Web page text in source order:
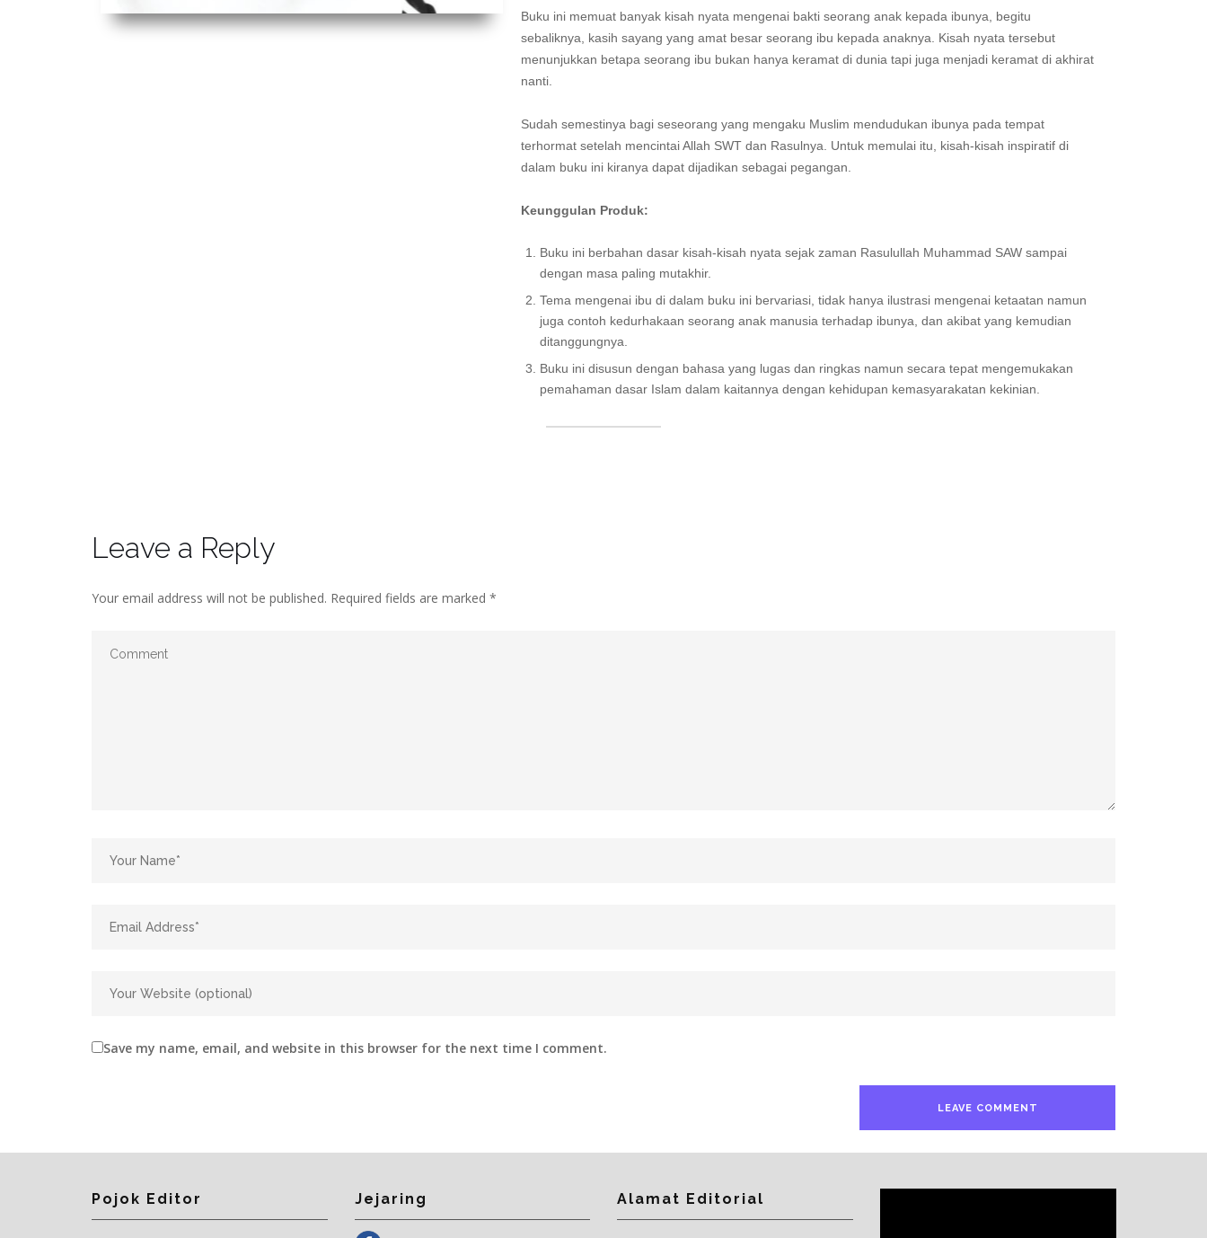
Buku ini memuat banyak kisah nyata mengenai bakti seorang anak kepada ibunya, begitu
sebaliknya, kasih sayang yang amat besar seorang ibu kepada anaknya. Kisah nyata tersebut
menunjukkan betapa seorang ibu bukan hanya keramat di dunia tapi juga menjadi keramat di akhirat
nanti.
Sudah semestinya bagi seseorang yang mengaku Muslim mendudukan ibunya pada tempat
terhormat setelah mencintai Allah SWT dan Rasulnya. Untuk memulai itu, kisah-kisah inspiratif di
dalam buku ini kiranya dapat dijadikan sebagai pegangan.
Keunggulan Produk:
Buku ini berbahan dasar kisah-kisah nyata sejak zaman Rasulullah Muhammad SAW sampai
dengan masa paling mutakhir.
Tema mengenai ibu di dalam buku ini bervariasi, tidak hanya ilustrasi mengenai ketaatan namun
juga contoh kedurhakaan seorang anak manusia terhadap ibunya, dan akibat yang kemudian
ditanggungnya.
Buku ini disusun dengan bahasa yang lugas dan ringkas namun secara tepat mengemukakan
pemahaman dasar Islam dalam kaitannya dengan kehidupan kemasyarakatan kekinian.
Leave a Reply
Your email address will not be published. Required fields are marked *
Save my name, email, and website in this browser for the next time I comment.
Pojok Editor Jejaring Alamat Editorial